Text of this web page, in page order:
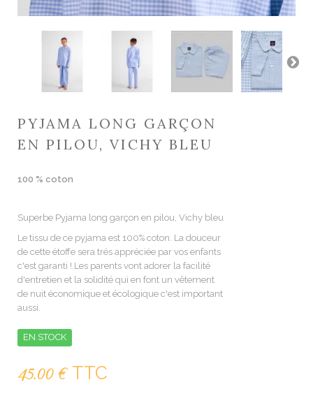
PYJAMA LONG GARÇON
EN PILOU, VICHY BLEU
100 % coton
Superbe Pyjama long garçon en pilou, Vichy bleu
Le tissu de ce pyjama est 100% coton. La douceur
de cette étoffe sera trés appréciée par vos enfants
c'est garanti !.Les parents vont adorer la facilité
d'entretien et la solidité qui en font un vêtement
de nuit économique et écologique c'est important
aussi.
EN STOCK
45.00 €TTC